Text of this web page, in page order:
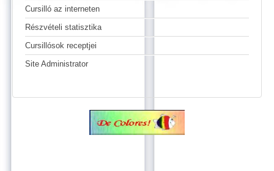
Cursilló az interneten
Részvételi statisztika
Cursillósok receptjei
Site Administrator